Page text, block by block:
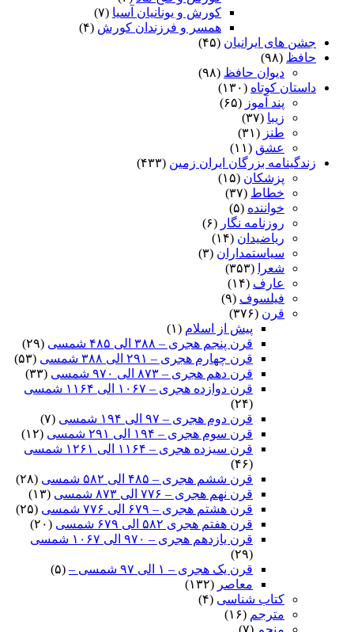
کورش و یونانیان آسیا (۷)
همسر و فرزندان کورش (۴)
جشن های ایرانیان (۴۵)
حافظ (۹۸)
دیوان حافظ (۹۸)
داستان کوتاه (۱۳۰)
پند آموز (۶۵)
زیبا (۳۷)
طنز (۳۱)
عشق (۱۱)
زندگینامه بزرگان ایران زمین (۴۳۳)
پزشکان (۱۵)
خطاط (۳۷)
خواننده (۵)
روزنامه نگار (۶)
ریاضیدان (۱۴)
سیاستمداران (۳)
شعرا
(۳۵۳)
عارف (۱۴)
فیلسوف (۹)
قرن (۳۷۶)
پیش از اسلام (۱)
قرن پنجم هجری – ۳۸۸ الی ۴۸۵ شمسی
(۲۹)
قرن چهارم هجری – ۲۹۱ الی ۳۸۸ شمسی
(۵۳)
قرن دهم هجری – ۸۷۳ الی ۹۷۰ شمسی
(۳۳)
قرن دوازده هجری – ۱۰۶۷ الی ۱۱۶۴ شمسی
(۲۴)
قرن دوم هجری – ۹۷ الی ۱۹۴ شمسی
(۷)
قرن سوم هجری – ۱۹۴ الی ۲۹۱ شمسی
(۱۲)
قرن سیزده هجری – ۱۱۶۴ الی ۱۲۶۱ شمسی
(۴۶)
قرن ششم هجری – ۴۸۵ الی ۵۸۲ شمسی
(۲۸)
قرن نهم هجری – ۷۷۶ الی ۸۷۳ شمسی
(۱۳)
قرن هشتم هجری – ۶۷۹ الی ۷۷۶ شمسی
(۲۵)
قرن هفتم هجری ۵۸۲ الی ۶۷۹ شمسی
(۲۰)
قرن یازدهم هجری – ۹۷۰ الی ۱۰۶۷ شمسی
(۲۹)
قرن یک هجری – ۱ الی ۹۷ شمسی –
(۵)
معاصر (۱۳۲)
کتاب شناسی (۴)
مترجم (۱۶)